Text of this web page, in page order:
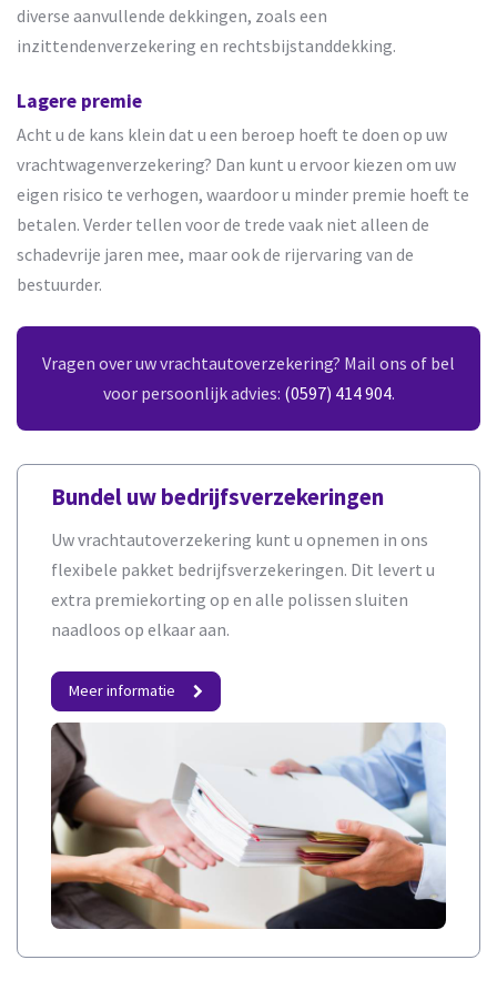
diverse aanvullende dekkingen, zoals een
inzittendenverzekering en rechtsbijstanddekking.
Lagere premie
Acht u de kans klein dat u een beroep hoeft te doen op uw
vrachtwagenverzekering? Dan kunt u ervoor kiezen om uw
eigen risico te verhogen, waardoor u minder premie hoeft te
betalen. Verder tellen voor de trede vaak niet alleen de
schadevrije jaren mee, maar ook de rijervaring van de
bestuurder.
Vragen over uw vrachtautoverzekering? Mail ons of bel
voor persoonlijk advies: (0597) 414 904.
Bundel uw bedrijfsverzekeringen
Uw vrachtautoverzekering kunt u opnemen in ons
flexibele pakket bedrijfsverzekeringen. Dit levert u
extra premiekorting op en alle polissen sluiten
naadloos op elkaar aan.
Meer informatie